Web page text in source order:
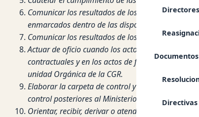
Directores
Documentos
Directivas
Comunicar los resultados de los servicios de
enmarcados dentro de las disposiciones emitidas
Comunicar los resultados de los servicios
Actuar de oficio cuando los actos y operaciones
contractuales y en los actos de falsificación de
unidad Orgánica de la CGR.
Elaborar la carpeta de control y remitir a las
control posteriores al Ministerio Publico.
Orientar, recibir, derivar o atender las